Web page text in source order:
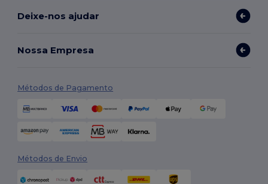
Deixe-nos ajudar
Nossa Empresa
Métodos de Pagamento
Métodos de Envio